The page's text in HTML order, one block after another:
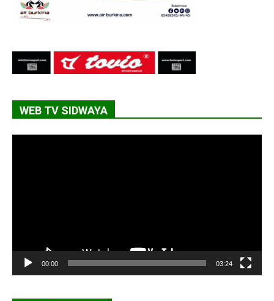
WEB TV SIDWAYA
00:00 03:24